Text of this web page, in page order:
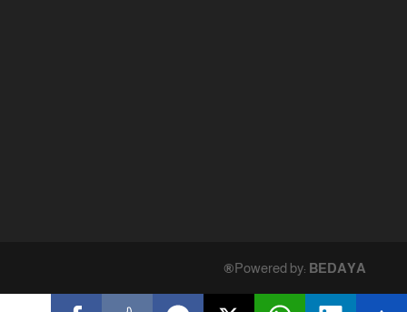
Powered by: BEDAYA®